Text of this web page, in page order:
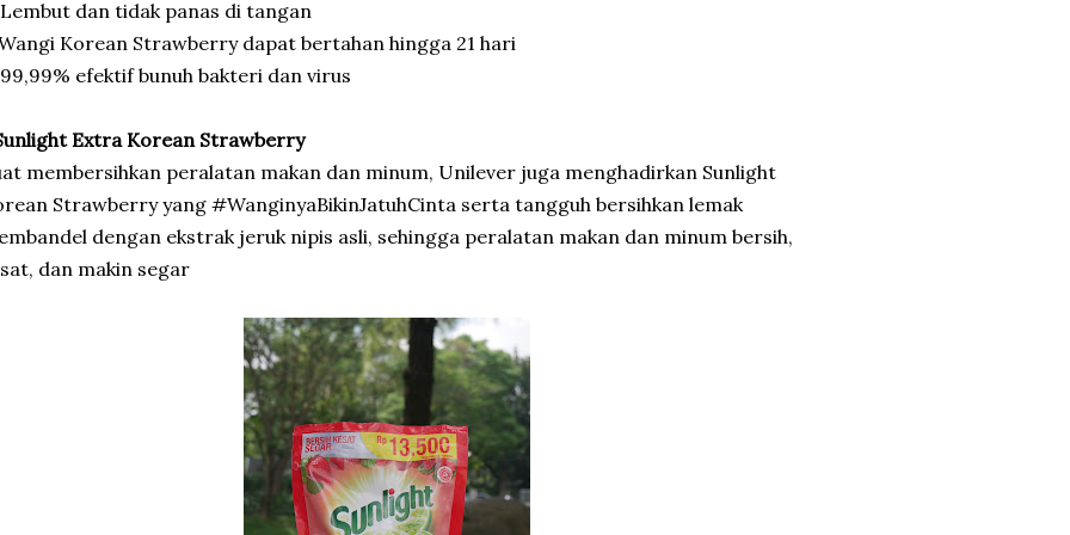
dan tidak panas di tangan
Korean Strawberry dapat bertahan hingga 21 hari
efektif bunuh bakteri dan virus
Extra Korean Strawberry
membersihkan peralatan makan dan minum, Unilever juga menghadirkan Sunlight
Strawberry yang #WanginyaBikinJatuhCinta serta tangguh bersihkan lemak
dengan ekstrak jeruk nipis asli, sehingga peralatan makan dan minum bersih,
dan makin segar